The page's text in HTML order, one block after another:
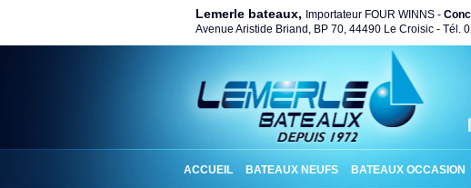
Lemerle bateaux, Importateur FOUR WINNS -
Avenue Aristide Briand, BP 70, 44490 Le Croisic - Tél.
ACCUEIL BATEAUX NEUFS BATEAUX OCCASION